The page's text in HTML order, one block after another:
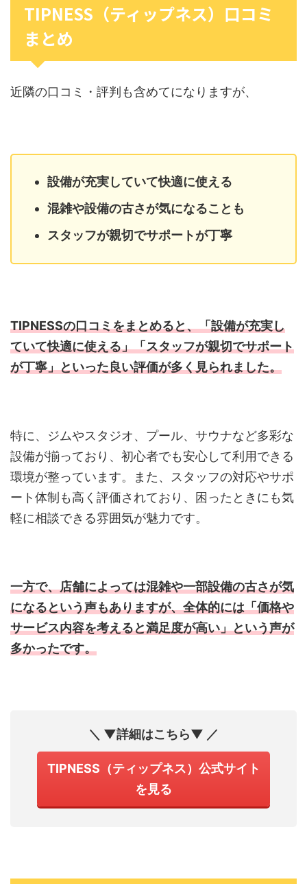
TIPNESS（ティップネス）口コミ
まとめ
近隣の口コミ・評判も含めてになりますが、
設備が充実していて快適に使える
混雑や設備の古さが気になることも
スタッフが親切でサポートが丁寧
TIPNESSの口コミをまとめると、「設備が充実し
ていて快適に使える」「スタッフが親切でサポート
が丁寧」といった良い評価が多く見られました。
特に、ジムやスタジオ、プール、サウナなど多彩な
設備が揃っており、初心者でも安心して利用できる
環境が整っています。また、スタッフの対応やサポ
ート体制も高く評価されており、困ったときにも気
軽に相談できる雰囲気が魅力です。
一方で、店舗によっては混雑や一部設備の古さが気
になるという声もありますが、全体的には「価格や
サービス内容を考えると満足度が高い」という声が
多かったです。
＼ ▼詳細はこちら▼ ／
TIPNESS（ティップネス）公式サイト
を見る